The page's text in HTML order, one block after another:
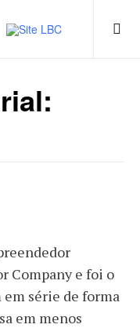
Company e foi o
série de forma
em menos